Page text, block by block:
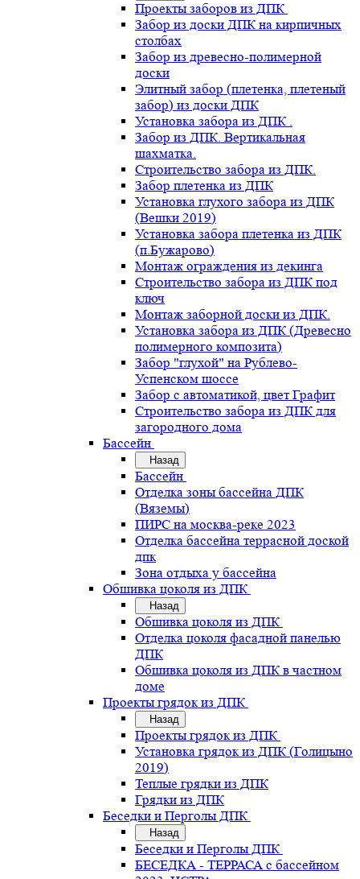
Проекты заборов из ДПК
Забор из доски ДПК на кирпичных
столбах
Забор из древесно-полимерной
доски
Элитный забор (плетенка, плетеный
забор) из доски ДПК
Установка забора из ДПК .
Забор из ДПК. Вертикальная
шахматка.
Строительство забора из ДПК.
Забор плетенка из ДПК
Установка глухого забора из ДПК
(Вешки 2019)
Установка забора плетенка из ДПК
(п.Бужарово)
Монтаж ограждения из декинга
Строительство забора из ДПК под
ключ
Монтаж заборной доски из ДПК.
Установка забора из ДПК (Древесно
полимерного композита)
Забор "глухой" на Рублево-
Успенском шоссе
Забор с автоматикой, цвет Графит
Строительство забора из ДПК для
загородного дома
Бассейн
Назад
Бассейн
Отделка зоны бассейна ДПК
(Вяземы)
ПИРС на москва-реке 2023
Отделка бассейна террасной доской
дпк
Зона отдыха у бассейна
Обшивка цоколя из ДПК
Назад
Обшивка цоколя из ДПК
Отделка цоколя фасадной панелью
ДПК
Обшивка цоколя из ДПК в частном
доме
Проекты грядок из ДПК
Назад
Проекты грядок из ДПК
Установка грядок из ДПК (Голицыно
2019)
Теплые грядки из ДПК
Грядки из ДПК
Беседки и Перголы ДПК
Назад
Беседки и Перголы ДПК
БЕСЕДКА - ТЕРРАСА с бассейном